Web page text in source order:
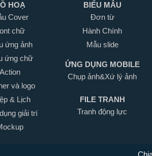
HOẠ
Cover
chữ
ứng ảnh
ứng chữ
Action
và logo
& Lịch
giải trí
BIỂU MẪU
Đơn từ
Hành Chính
Mẫu slide
ỨNG DỤNG MOBILE
Chụp ảnh&Xứ lý ảnh
FILE TRANH
Tranh động lực